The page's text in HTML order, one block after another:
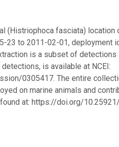
(Histriophoca fasciata)
23 to 2011-02-01, deployment
is a subset of
is available at NCEI:
0305417. The entire
on marine animals and
at: https://doi.org/